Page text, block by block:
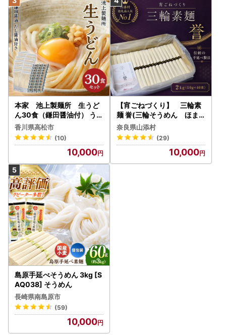
本家 池上製麺所 生うど
ん30食（鎌田醤油付） うど
ん
香川県高松市
(10)
10,000
【宵ごねづくり】 三輪素
麺 誉(三輪そうめん ほま
れ) 2kg(50g×40束)
奈良県山添村
(29)
10,000
島原手延べそうめん 3kg [S
AQ038] そうめん
長崎県南島原市
(59)
10,000